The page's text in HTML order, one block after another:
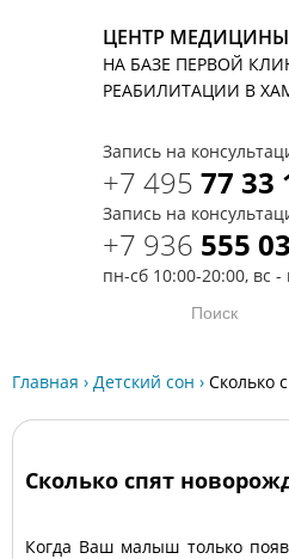
ЦЕНТР
НА БАЗЕ ПЕРВОЙ
РЕАБИЛИТАЦИИ В
Запись на
+7 495 77 33
Запись на
+7 936 555
пн-сб 10:00-20:00, вс
Главная › Детский сон › Сколько
Сколько спят
Когда Ваш малыш только